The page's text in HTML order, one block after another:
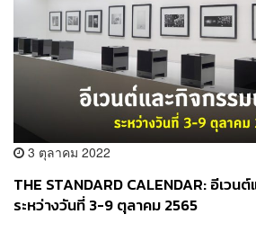
3 ตุลาคม 2022
THE STANDARD CALENDAR: อีเวน
ระหว่างวันที่ 3-9 ตุลาคม 2565